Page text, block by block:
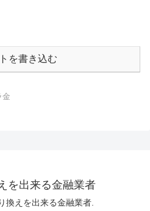
を書き込む
金
を出来る金融業者
換えを出来る金融業者.